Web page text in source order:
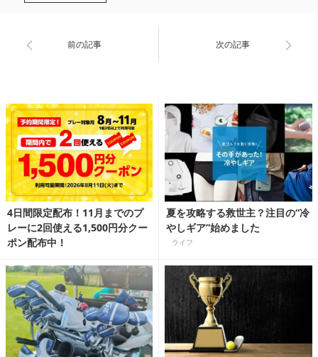
前の記事 次の記事
4日間限定配布！11月までのプ
レーに2回使える1,500円分クー
ポン配布中！
夏を攻略する救世主？注目の“冷
やしギア”始めました
ライフ